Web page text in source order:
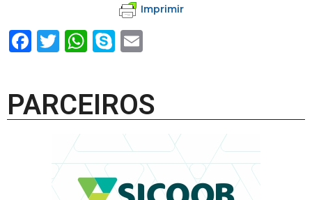
Imprimir
Facebook
Twitter
WhatsApp
SkypeEmail
PARCEIROS